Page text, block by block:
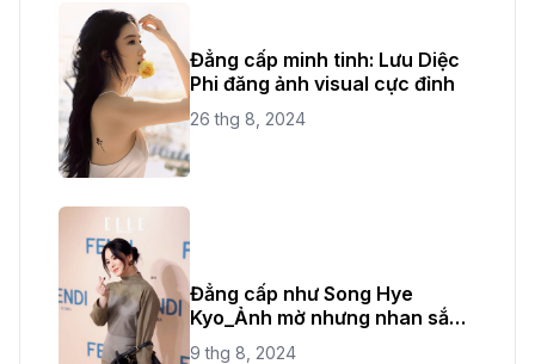
Đẳng cấp minh tinh: Lưu Diệc
Phi đăng ảnh visual cực đỉnh
26 thg 8, 2024
Đẳng cấp như Song Hye
Kyo_Ảnh mờ nhưng nhan sắc
không bao giờ mờ
9 thg 8, 2024